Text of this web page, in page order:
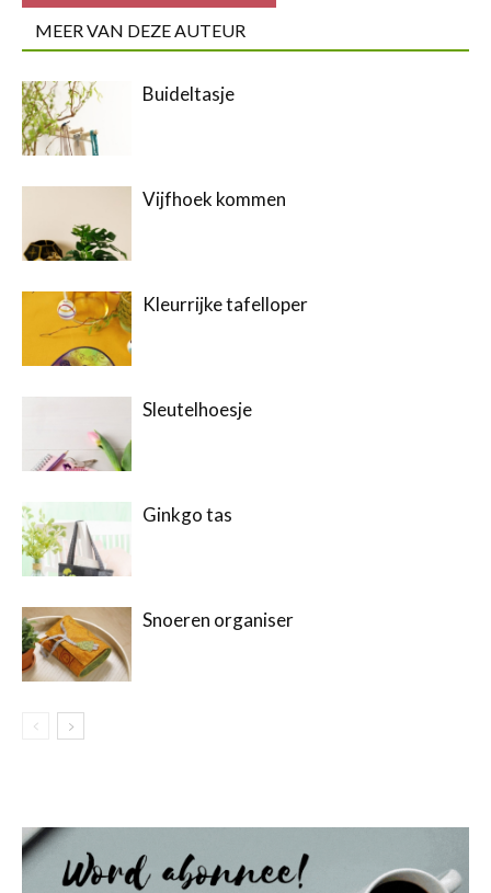
MEER VAN DEZE AUTEUR
Buideltasje
Vijfhoek kommen
Kleurrijke tafelloper
Sleutelhoesje
Ginkgo tas
Snoeren organiser